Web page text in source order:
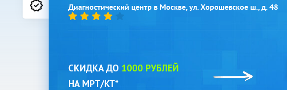
Лицензии
Диагностический центр в Москве, ул. Хорошевское ш., д. 48
СКИДКА ДО 1000 РУБЛЕЙ
НА МРТ/КТ*